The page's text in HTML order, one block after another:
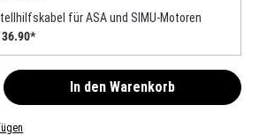
für ASA und SIMU-Motoren
36.90*
den gewünschten Wert ein
In den Warenkorb